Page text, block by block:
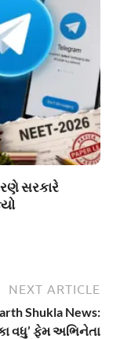
સરકારે
NEXT ARTICLE
Shukla News:
વધુ’ ફેમ અભિનેતા